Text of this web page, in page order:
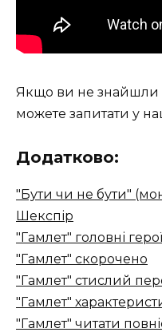
Якщо ви не знайшли
можете запитати у
Додатково:
"Бути чи не бути"
Шекспір
"Гамлет" головні герої
"Гамлет" скорочено
"Гамлет" стислий
"Гамлет"
"Гамлет" читати